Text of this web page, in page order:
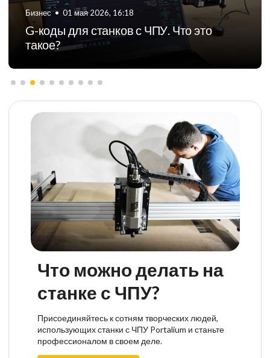
Бизнес • 06 августа 2024, 11:21
ТОП-5 российских производителей
фрезерных станков с ЧПУ
Что можно делать на
станке с ЧПУ?
Присоединяйтесь к сотням творческих людей,
использующих станки с ЧПУ Portalium и станьте
профессионалом в своем деле.